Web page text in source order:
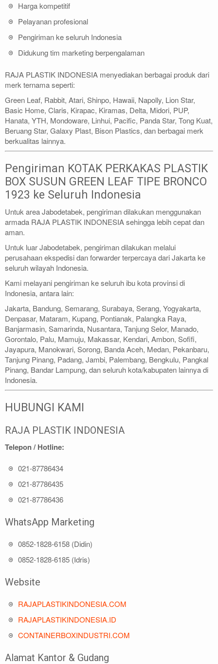
Harga kompetitif
Pelayanan profesional
Pengiriman ke seluruh Indonesia
Didukung tim marketing berpengalaman
RAJA PLASTIK INDONESIA menyediakan berbagai produk dari
merk ternama seperti:
Green Leaf, Rabbit, Atari, Shinpo, Hawaii, Napolly, Lion Star,
Basic Home, Claris, Kirapac, Kiramas, Delta, Midori, PUP,
Hanata, YTH, Mondoware, Linhui, Pacific, Panda Star, Tong Kuat,
Beruang Star, Galaxy Plast, Bison Plastics, dan berbagai merk
berkualitas lainnya.
Pengiriman KOTAK PERKAKAS PLASTIK
BOX SUSUN GREEN LEAF TIPE BRONCO
1923 ke Seluruh Indonesia
Untuk area Jabodetabek, pengiriman dilakukan menggunakan
armada RAJA PLASTIK INDONESIA sehingga lebih cepat dan
aman.
Untuk luar Jabodetabek, pengiriman dilakukan melalui
perusahaan ekspedisi dan forwarder terpercaya dari Jakarta ke
seluruh wilayah Indonesia.
Kami melayani pengiriman ke seluruh ibu kota provinsi di
Indonesia, antara lain:
Jakarta, Bandung, Semarang, Surabaya, Serang, Yogyakarta,
Denpasar, Mataram, Kupang, Pontianak, Palangka Raya,
Banjarmasin, Samarinda, Nusantara, Tanjung Selor, Manado,
Gorontalo, Palu, Mamuju, Makassar, Kendari, Ambon, Sofifi,
Jayapura, Manokwari, Sorong, Banda Aceh, Medan, Pekanbaru,
Tanjung Pinang, Padang, Jambi, Palembang, Bengkulu, Pangkal
Pinang, Bandar Lampung, dan seluruh kota/kabupaten lainnya di
Indonesia.
HUBUNGI KAMI
RAJA PLASTIK INDONESIA
Telepon / Hotline:
021-87786434
021-87786435
021-87786436
WhatsApp Marketing
0852-1828-6158 (Didin)
0852-1828-6185 (Idris)
Website
RAJAPLASTIKINDONESIA.COM
RAJAPLASTIKINDONESIA.ID
CONTAINERBOXINDUSTRI.COM
Alamat Kantor & Gudang